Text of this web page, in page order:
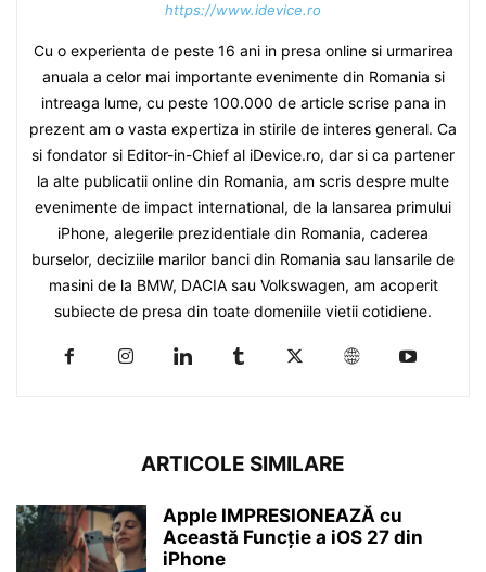
https://www.idevice.ro
Cu o experienta de peste 16 ani in presa online si urmarirea
anuala a celor mai importante evenimente din Romania si
intreaga lume, cu peste 100.000 de article scrise pana in
prezent am o vasta expertiza in stirile de interes general. Ca
si fondator si Editor-in-Chief al iDevice.ro, dar si ca partener
la alte publicatii online din Romania, am scris despre multe
evenimente de impact international, de la lansarea primului
iPhone, alegerile prezidentiale din Romania, caderea
burselor, deciziile marilor banci din Romania sau lansarile de
masini de la BMW, DACIA sau Volkswagen, am acoperit
subiecte de presa din toate domeniile vietii cotidiene.
ARTICOLE SIMILARE
Apple IMPRESIONEAZĂ cu
Această Funcție a iOS 27 din
iPhone